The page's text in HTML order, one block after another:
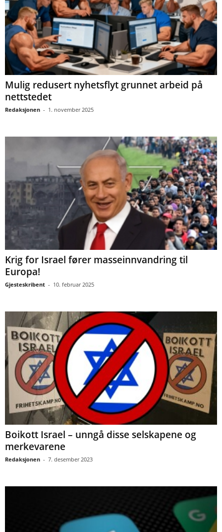
Mulig redusert nyhetsflyt grunnet arbeid på
nettstedet
Redaksjonen - 1. november 2025
Krig for Israel fører masseinnvandring til
Europa!
Gjesteskribent - 10. februar 2025
Boikott Israel – unngå disse selskapene og
merkevarene
Redaksjonen - 7. desember 2023